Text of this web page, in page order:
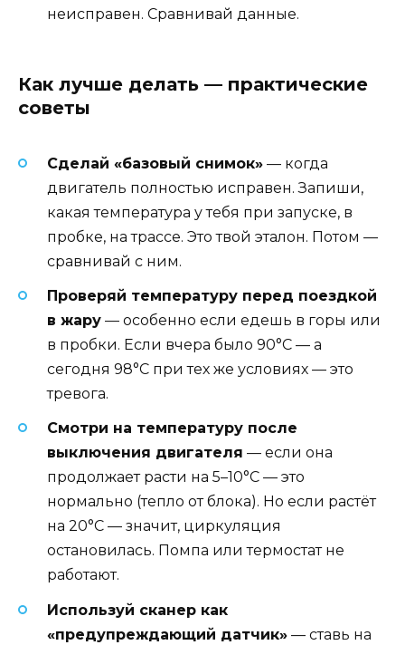
неисправен. Сравнивай данные.
Как лучше делать — практические
советы
Сделай «базовый снимок» — когда
двигатель полностью исправен. Запиши,
какая температура у тебя при запуске, в
пробке, на трассе. Это твой эталон. Потом —
сравнивай с ним.
Проверяй температуру перед поездкой
в жару — особенно если едешь в горы или
в пробки. Если вчера было 90°C — а
сегодня 98°C при тех же условиях — это
тревога.
Смотри на температуру после
выключения двигателя — если она
продолжает расти на 5–10°C — это
нормально (тепло от блока). Но если растёт
на 20°C — значит, циркуляция
остановилась. Помпа или термостат не
работают.
Используй сканер как
«предупреждающий датчик» — ставь на